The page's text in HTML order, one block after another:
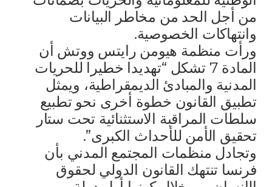
من أجل الحد من مخاطر البيانات
وانتهاكات الخصوصية.
ورأت منظمة هيومن رايتس ووتش أن
المادة 7 تشكل “تهديدا خطيرا للحريات
المدنية والمبادئ الديمقراطية، ويمثل
تطبيق القانون خطوة أخرى نحو تطبيع
سلطات المراقبة الاستثنائية تحت ستار
تحقيق الأمن للأحداث الكبرى”.
وتجادل منظمات المجتمع المدني بأن
فرنسا تنتهك القانون الدولي لحقوق